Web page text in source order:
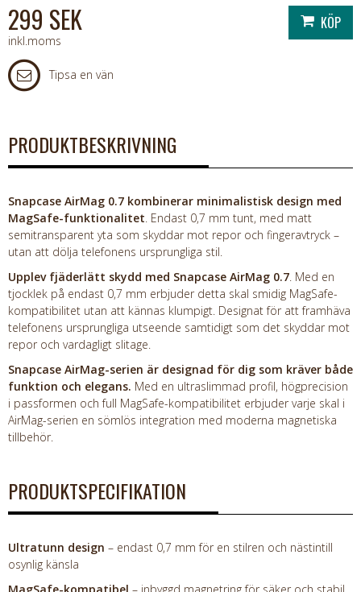
299 SEK
inkl.moms
Tipsa en vän
PRODUKTBESKRIVNING
Snapcase AirMag 0.7 kombinerar minimalistisk design med
MagSafe-funktionalitet. Endast 0,7 mm tunt, med matt
semitransparent yta som skyddar mot repor och fingeravtryck –
utan att dölja telefonens ursprungliga stil.
Upplev fjäderlätt skydd med Snapcase AirMag 0.7. Med en
tjocklek på endast 0,7 mm erbjuder detta skal smidig MagSafe-
kompatibilitet utan att kännas klumpigt. Designat för att framhäva
telefonens ursprungliga utseende samtidigt som det skyddar mot
repor och vardagligt slitage.
Snapcase AirMag-serien är designad för dig som kräver både
funktion och elegans. Med en ultraslimmad profil, högprecision
i passformen och full MagSafe-kompatibilitet erbjuder varje skal i
AirMag-serien en sömlös integration med moderna magnetiska
tillbehör.
PRODUKTSPECIFIKATION
Ultratunn design – endast 0,7 mm för en stilren och nästintill
osynlig känsla